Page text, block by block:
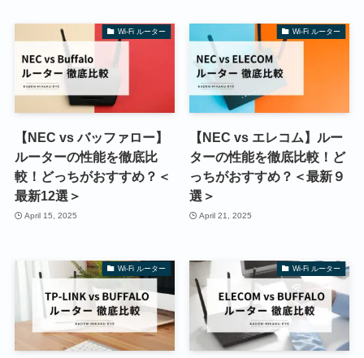
Wi-Fi ルーター
【NEC vs バッファロー】
ルーターの性能を徹底比
較！どっちがおすすめ？＜
最新12選＞
April 15, 2025
Wi-Fi ルーター
【NEC vs エレコム】ルー
ターの性能を徹底比較！ど
っちがおすすめ？＜最新９
選＞
April 21, 2025
Wi-Fi ルーター Wi-Fi ルーター